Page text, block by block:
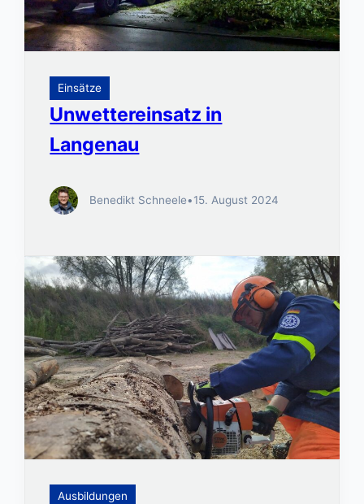
Einsätze
Unwettereinsatz in
Langenau
Benedikt Schneele•15. August 2024
Ausbildungen